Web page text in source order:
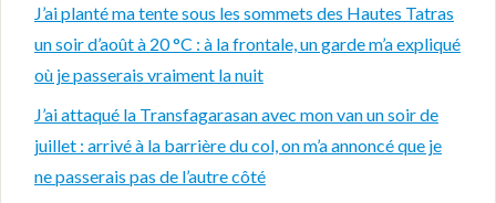
J’ai planté ma tente sous les sommets des Hautes Tatras
un soir d’août à 20 °C : à la frontale, un garde m’a expliqué
où je passerais vraiment la nuit
J’ai attaqué la Transfagarasan avec mon van un soir de
juillet : arrivé à la barrière du col, on m’a annoncé que je
ne passerais pas de l’autre côté